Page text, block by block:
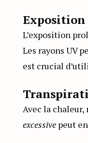
Exposition
L’exposition
Les rayons UV
est crucial
Avec la
excessive peut